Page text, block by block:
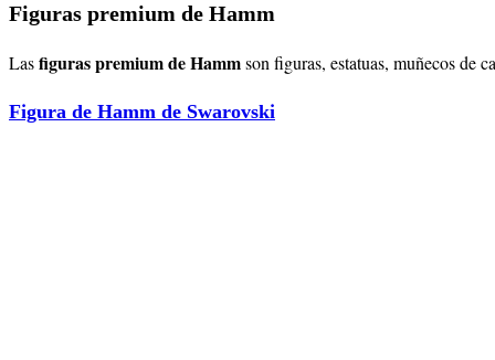
Figuras premium de Hamm
Lasfiguras premium de Hammson figuras, estatuas, muñecos de
Figura de Hamm de Swarovski